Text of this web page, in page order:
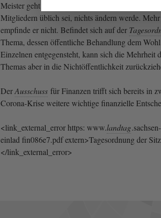
Meister geht davon aus, dass sich an der „freien
Mitgliedern üblich sei, nichts ändern werde.
empfinde er nicht. Befindet sich auf der
Thema, dessen öffentliche Behandlung dem
Einzelnen entgegensteht, kann sich die Mehrheit
Themas aber in die Nichtöffentlichkeit
DerAusschuss für Finanzen trifft sich bereits in
Corona-Krise weitere wichtige finanzielle
<link_external_error https: www.landtag
einlad fin086e7.pdf extern>Tagesordnung der
</link_external_error>